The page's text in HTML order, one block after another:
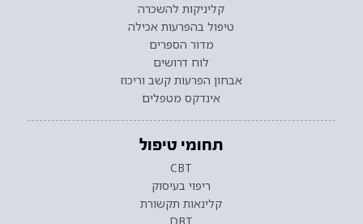
קליניקות להשכרה
טיפול בהפרעות אכילה
מדור הספרים
לוח דרושים
אבחון הפרעות קשב וריכוז
אינדקס מטפלים
תחומי טיפול
CBT
ריפוי בעיסוק
קלינאות תקשורת